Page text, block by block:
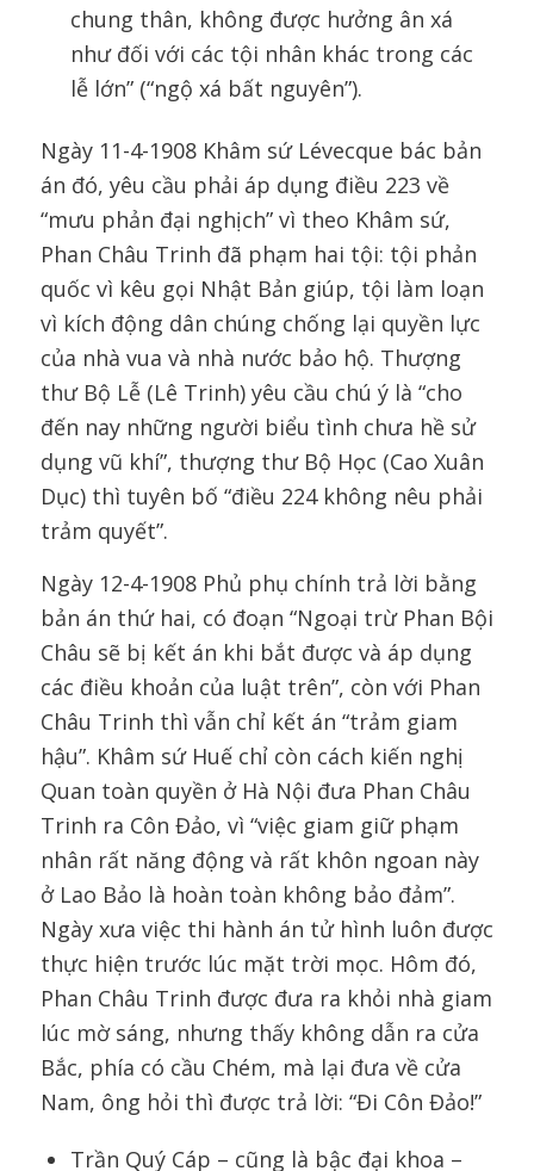
chung thân, không được hưởng ân xá
như đối với các tội nhân khác trong các
lễ lớn” (“ngộ xá bất nguyên”).
Ngày 11-4-1908 Khâm sứ Lévecque bác bản
án đó, yêu cầu phải áp dụng điều 223 về
“mưu phản đại nghịch” vì theo Khâm sứ,
Phan Châu Trinh đã phạm hai tội: tội phản
quốc vì kêu gọi Nhật Bản giúp, tội làm loạn
vì kích động dân chúng chống lại quyền lực
của nhà vua và nhà nước bảo hộ. Thượng
thư Bộ Lễ (Lê Trinh) yêu cầu chú ý là “cho
đến nay những người biểu tình chưa hề sử
dụng vũ khí”, thượng thư Bộ Học (Cao Xuân
Dục) thì tuyên bố “điều 224 không nêu phải
trảm quyết”.
Ngày 12-4-1908 Phủ phụ chính trả lời bằng
bản án thứ hai, có đoạn “Ngoại trừ Phan Bội
Châu sẽ bị kết án khi bắt được và áp dụng
các điều khoản của luật trên”, còn với Phan
Châu Trinh thì vẫn chỉ kết án “trảm giam
hậu”. Khâm sứ Huế chỉ còn cách kiến nghị
Quan toàn quyền ở Hà Nội đưa Phan Châu
Trinh ra Côn Đảo, vì “việc giam giữ phạm
nhân rất năng động và rất khôn ngoan này
ở Lao Bảo là hoàn toàn không bảo đảm”.
Ngày xưa việc thi hành án tử hình luôn được
thực hiện trước lúc mặt trời mọc. Hôm đó,
Phan Châu Trinh được đưa ra khỏi nhà giam
lúc mờ sáng, nhưng thấy không dẫn ra cửa
Bắc, phía có cầu Chém, mà lại đưa về cửa
Nam, ông hỏi thì được trả lời: “Đi Côn Đảo!”
Trần Quý Cáp – cũng là bậc đại khoa –